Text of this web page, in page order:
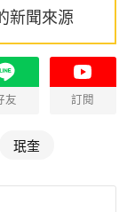
新聞來源
友 訂閱
珉奎